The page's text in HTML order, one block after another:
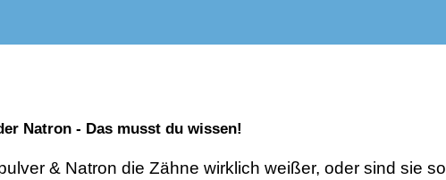
Natron - Das musst du wissen!
& Natron die Zähne wirklich weißer, oder sind sie